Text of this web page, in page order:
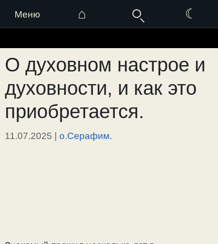
Меню ⌂ ☾
к
содержимому
О духовном настрое и
духовности, и как это
приобретается.
11.07.2025 | о.Серафим.